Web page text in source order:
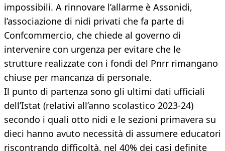
impossibili. A rinnovare l’allarme è Assonidi,
l’associazione di nidi privati che fa parte di
Confcommercio, che chiede al governo di
intervenire con urgenza per evitare che le
strutture realizzate con i fondi del Pnrr rimangano
chiuse per mancanza di personale.
Il punto di partenza sono gli ultimi dati ufficiali
dell’Istat (relativi all’anno scolastico 2023-24)
secondo i quali otto nidi e le sezioni primavera su
dieci hanno avuto necessità di assumere educatori
riscontrando difficoltà, nel 40% dei casi definite